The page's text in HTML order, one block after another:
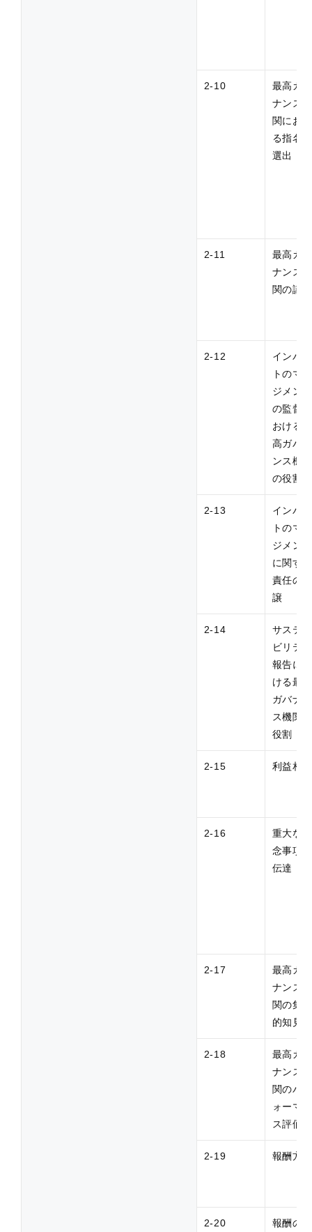
2-10
最高ガ
ナンス
関にお
る指名
選出
2-11
最高ガ
ナンス
関の議
2-12
インパ
トのマ
ジメン
の監督
おける
高ガバ
ンス機
の役割
2-13
インパ
トのマ
ジメン
に関す
責任の
譲
2-14
サステ
ビリテ
報告に
ける最
ガバナ
ス機関
役割
2-15 利益相
2-16
重大な
念事項
伝達
2-17
最高ガ
ナンス
関の集
的知見
2-18
最高ガ
ナンス
関のパ
ォーマ
ス評価
2-19 報酬方
2-20 報酬の